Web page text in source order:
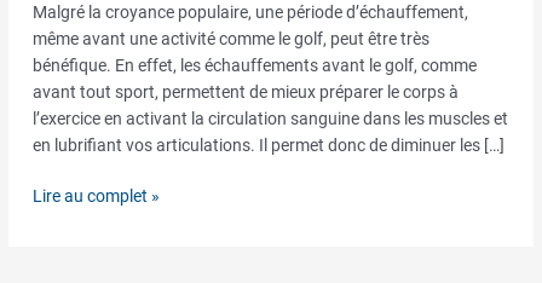
Malgré la croyance populaire, une période d’échauffement,
même avant une activité comme le golf, peut être très
bénéfique. En effet, les échauffements avant le golf, comme
avant tout sport, permettent de mieux préparer le corps à
l’exercice en activant la circulation sanguine dans les muscles et
en lubrifiant vos articulations. Il permet donc de diminuer les […]
!
Lire au complet »